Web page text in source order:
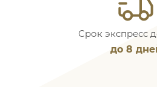
Срок экспресс
до 8